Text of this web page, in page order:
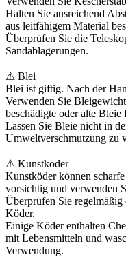
Halten Sie ausreichend
aus leitfähigem Material
Überprüfen Sie die
Sandablagerungen.
⚠ Blei
Blei ist giftig. Nach der
Verwenden Sie
beschädigte oder alte Bleie
Lassen Sie Bleie nicht in
Umweltverschmutzung zu
⚠ Kunstköder
Kunstköder können
vorsichtig und verwenden
Überprüfen Sie
Köder.
Einige Köder enthalten
mit Lebensmitteln und
Verwendung.